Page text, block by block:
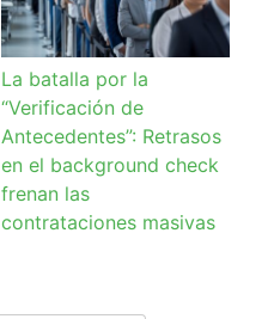
La batalla por la
“Verificación de
Antecedentes”: Retrasos
en el background check
frenan las
contrataciones masivas